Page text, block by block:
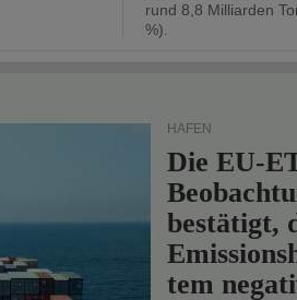
rund 8,8 Milliarden
%).
HÄFEN
Die EU-
bestätigt,
tem